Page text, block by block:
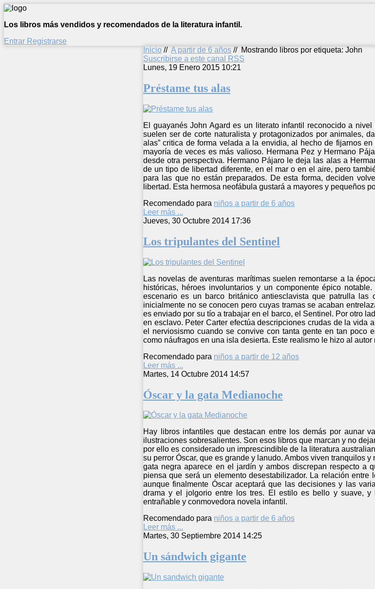
Los libros más vendidos y recomendados de la literatura infantil.
Entrar Registrarse
Inicio // A partir de 6 años // Mostrando libros por etiqueta: John
Suscribirse a este canal RSS
Lunes, 19 Enero 2015 10:21
Préstame tus alas
El guayanés John Agard es un literato infantil reconocido a
suelen ser de corte naturalista y protagonizados por animales,
alas” critica de forma velada a la envidia, al hecho de fijarnos
mayoría de veces es más valioso. Hermana Pez y Hermano
desde otra perspectiva. Hermano Pájaro le deja las alas a
de un tipo de libertad diferente, en el mar o en el aire, pero
para las que no están preparados. De esta forma, deciden
libertad. Esta hermosa neofábula gustará a mayores y pequeños
Recomendado para niños a partir de 6 años
Leer más ...
Jueves, 30 Octubre 2014 17:36
Los tripulantes del Sentinel
Las novelas de aventuras marítimas suelen remontarse a la
históricas, héroes involuntarios y un componente épico
escenario es un barco británico antiesclavista que patrulla
inicialmente no se conocen pero cuyas tramas se acaban
es enviado por su tío a trabajar en el barco, el Sentinel. Por otro
en esclavo. Peter Carter efectúa descripciones crudas de la vida
el nerviosismo cuando se convive con tanta gente en tan poco
como náufragos en una isla desierta. Este realismo le hizo al
Recomendado para niños a partir de 12 años
Leer más ...
Martes, 14 Octubre 2014 14:57
Óscar y la gata Medianoche
Hay libros infantiles que destacan entre los demás por aunar
ilustraciones sobresalientes. Son esos libros que marcan y no
por ello es considerado un imprescindible de la literatura
su perror Óscar, que es grande y lanudo. Ambos viven tranquilos
gata negra aparece en el jardín y ambos discrepan respecto a
piensa que será un elemento desestabilizador. La relación
aunque finalmente Óscar aceptará que las decisiones y las
drama y el jolgorio entre los tres. El estilo es bello y suave, y
entrañable y conmovedora novela infantil.
Recomendado para niños a partir de 6 años
Leer más ...
Martes, 30 Septiembre 2014 14:25
Un sándwich gigante